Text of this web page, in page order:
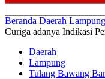
Beranda Daerah Lampung
Curiga adanya Indikasi
Daerah
Lampung
Tulang Bawang